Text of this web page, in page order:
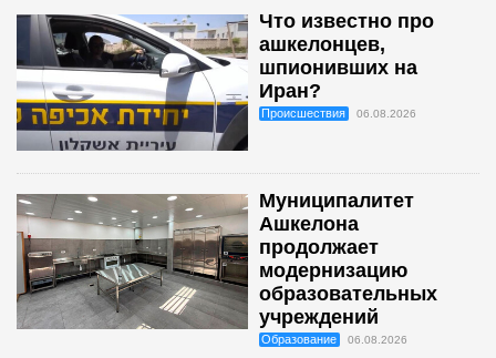
Что известно про
ашкелонцев,
шпионивших на
Иран?
Происшествия 06.08.2026
Муниципалитет
Ашкелона
продолжает
модернизацию
образовательных
учреждений
Образование 06.08.2026